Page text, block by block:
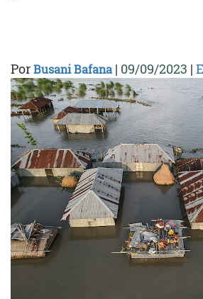
PorBusani Bafana | 09/09/2023 |